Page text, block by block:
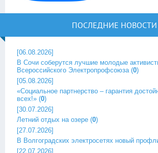
ПОСЛЕДНИЕ НОВОСТИ
[06.08.2026]
В Сочи соберутся лучшие молодые
Всероссийского Электропрофсоюза (0)
[05.08.2026]
«Социальное партнерство – гарантия
всех!» (0)
[30.07.2026]
Летний отдых на озере (0)
[27.07.2026]
В Волгоградских электросетях новый
[22.07.2026]